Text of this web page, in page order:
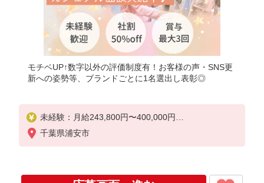
モチベUP↑数字以外の評価制度有！お客様の声・SNS更
新への姿勢等、ブランドごとに1名選出し表彰◎
未経験：月給243,800円〜400,000円
経験者（店長候補）：月給300,000円〜 ※試用期間
中は270,000円〜
※経験・能力考慮
千葉県浦安市